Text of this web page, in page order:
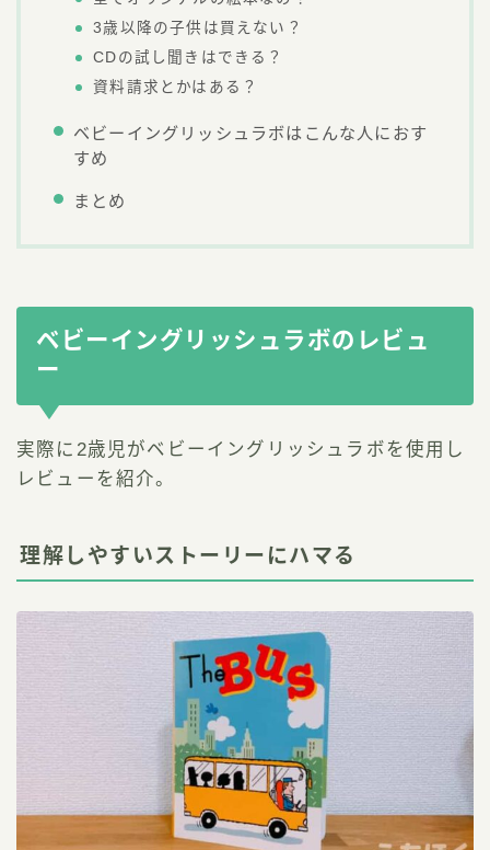
3歳以降の子供は買えない？
CDの試し聞きはできる？
資料請求とかはある？
ベビーイングリッシュラボはこんな人におす
すめ
まとめ
ベビーイングリッシュラボのレビュ
ー
実際に2歳児がベビーイングリッシュラボを使用し
レビューを紹介。
理解しやすいストーリーにハマる